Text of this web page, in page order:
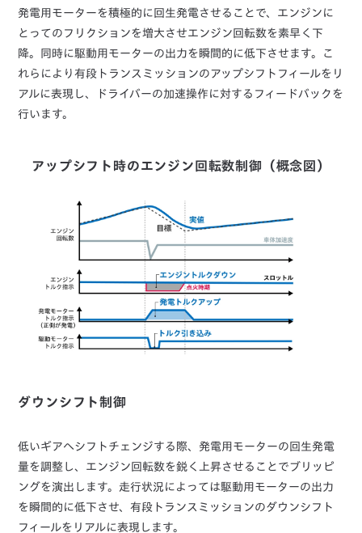
発電用モーターを積極的に回生発電させることで、エンジンに
とってのフリクションを増大させエンジン回転数を素早く下
降。同時に駆動用モーターの出力を瞬間的に低下させます。こ
れらにより有段トランスミッションのアップシフトフィールをリ
アルに表現し、ドライバーの加速操作に対するフィードバックを
行います。
アップシフト時のエンジン回転数制御（概念図）
ダウンシフト制御
低いギアへシフトチェンジする際、発電用モーターの回生発電
量を調整し、エンジン回転数を鋭く上昇させることでブリッピ
ングを演出します。走行状況によっては駆動用モーターの出力
を瞬間的に低下させ、有段トランスミッションのダウンシフト
フィールをリアルに表現します。